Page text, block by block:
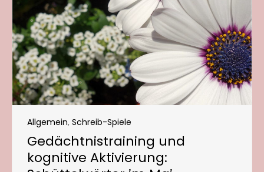
Allgemein, Schreib-Spiele
Gedächtnistraining und
kognitive Aktivierung: